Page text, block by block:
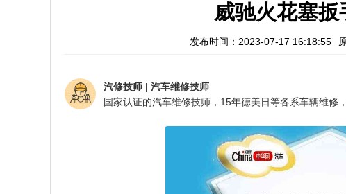
威驰火花塞扳
发布时间：2023-07-17 16:18:55
汽修技师 | 汽车维修技师